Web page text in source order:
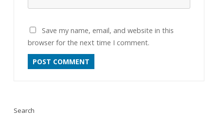
Save my name, email, and website in this
browser for the next time I comment.
Search